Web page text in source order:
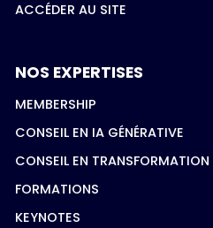
ACCÉDER AU SITE
NOS EXPERTISES
MEMBERSHIP
CONSEIL EN IA GÉNÉRATIVE
CONSEIL EN TRANSFORMATION
FORMATIONS
KEYNOTES